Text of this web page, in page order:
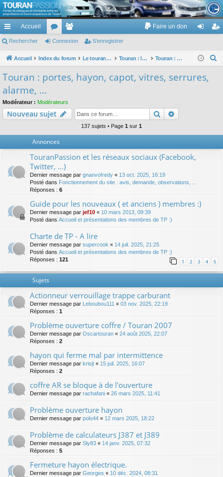
TouranPassion
Le forum des propriétaires ou futurs acquéreurs du Volkswagen Touran
cc
ès
pi
de
Accueil
or
u
e
m
Faire un don
ne nr
Rechercher Connexion S’enregistrer
Accueil Index du forum Le touran dans ses versions I (V1 V2 V3) et II ... Touran : les équipements électriques et électroniques Touran : portes, hayon, capot, vitres, serrures, alarme, ...
h
Touran : portes, hayon, capot, vitres, serrures,
alarme, ...
Modérateur : Modérateurs
Nouveau sujet Rechercher
137 sujets • Page 1 sur 1
Annonces
TouranPassion et les réseaux sociaux (Facebook,
Twitter, ...)
Dernier message par gnanvofredy « 13 oct. 2025, 16:19
Posté dans Fonctionnement du site : avis, demande, observations, ...
Réponses : 6
Guide pour les nouveaux ( et anciens ) membres :)
Dernier message par jef10 « 10 mars 2013, 09:39
Posté dans Accueil et présentations des membres de TP :)
Charte de TP - A lire
Dernier message par supercook « 14 juil. 2025, 21:25
Posté dans Accueil et présentations des membres de TP :)
Réponses : 121 1 2 3 4 5
Sujets
Actionneur verrouillage trappe carburant
Dernier message par Leboubou111 « 03 nov. 2025, 22:19
Réponses : 1
Problème ouverture coffre / Touran 2007
Dernier message par Oscartouran « 24 août 2025, 22:07
Réponses : 2
hayon qui ferme mal par intermittence
Dernier message par krisjt « 15 juil. 2025, 16:07
Réponses : 2
coffre AR se bloque à de l'ouverture
Dernier message par rachafani « 26 mars 2025, 11:41
Problème ouverture hayon
Dernier message par polo44 « 12 mars 2025, 18:22
Problème de calculateurs J387 et J389
Dernier message par Sly83 « 14 janv. 2025, 07:32
Réponses : 5
Fermeture hayon électrique.
Dernier message par Georges « 10 déc. 2024, 08:31